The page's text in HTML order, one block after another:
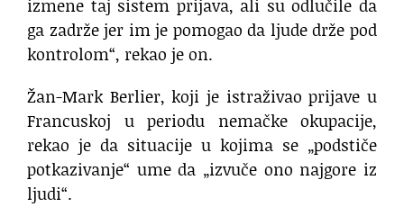
izmene taj sistem prijava, ali su odlučile da
ga zadrže jer im je pomogao da ljude drže pod
kontrolom“, rekao je on.
Žan-Mark Berlier, koji je istraživao prijave u
Francuskoj u periodu nemačke okupacije,
rekao je da situacije u kojima se „podstiče
potkazivanje“ ume da „izvuče ono najgore iz
ljudi“.